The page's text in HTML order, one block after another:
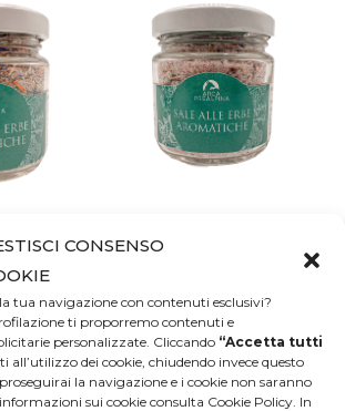
CONSENSO
tua navigazione con contenuti esclusivi?
ti proporremo contenuti e
personalizzate. Cliccando “Accetta tutti
all’utilizzo dei cookie, chiudendo invece questo
la navigazione e i cookie non saranno
sui cookie consulta Cookie Policy. In
con
Sale Aromatico con
5,20€
AGGIUNGI AL
CARRELLO